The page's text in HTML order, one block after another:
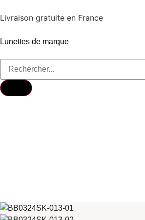
Livraison gratuite en France
Lunettes de marque